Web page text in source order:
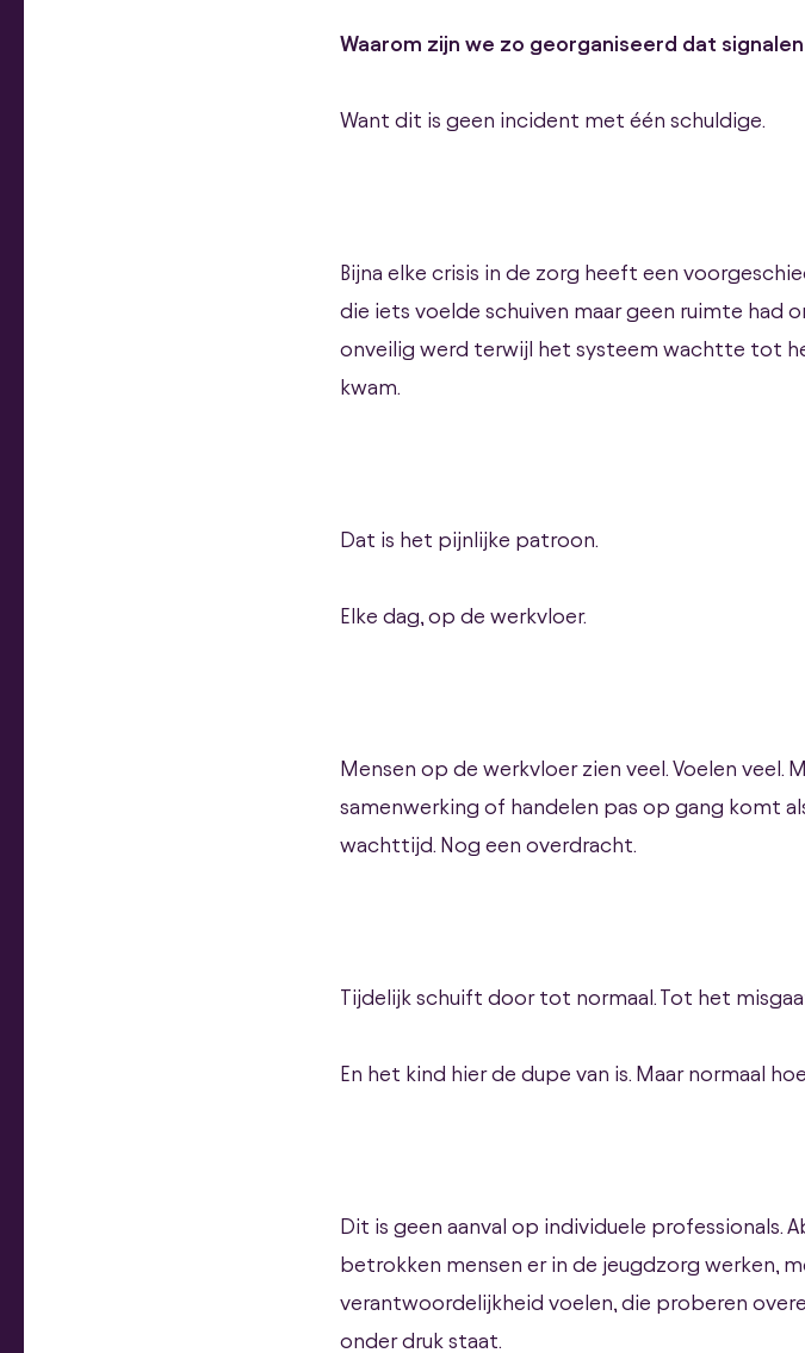
Waarom zijn we zo georganiseerd dat
Want dit is geen incident met één schuldige.
Bijna elke crisis in de zorg heeft een
die iets voelde schuiven maar geen ruimte had
onveilig werd terwijl het systeem wachtte tot
kwam.
Dat is het pijnlijke patroon.
Elke dag, op de werkvloer.
Mensen op de werkvloer zien veel. Voelen veel.
samenwerking of handelen pas op gang komt
wachttijd. Nog een overdracht.
Tijdelijk schuift door tot normaal. Tot het
En het kind hier de dupe van is. Maar normaal
Dit is geen aanval op individuele professionals.
betrokken mensen er in de jeugdzorg werken,
verantwoordelijkheid voelen, die proberen
onder druk staat.